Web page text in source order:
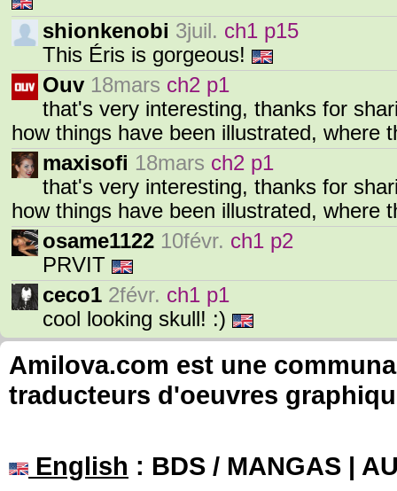
shionkenobi 3juil. ch1 p15
This Éris is gorgeous!
Ouv 18mars ch2 p1
that's very interesting, thanks for
how things have been illustrated, where
maxisofi 18mars ch2 p1
that's very interesting, thanks for
how things have been illustrated, where
osame1122 10févr. ch1 p2
PRVIT
ceco1 2févr. ch1 p1
cool looking skull! :)
Amilova.com est une
traducteurs d'oeuvres
English : BDS / MANGAS |